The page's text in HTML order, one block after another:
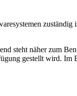
zuständig
steht näher zum
gestellt wird.